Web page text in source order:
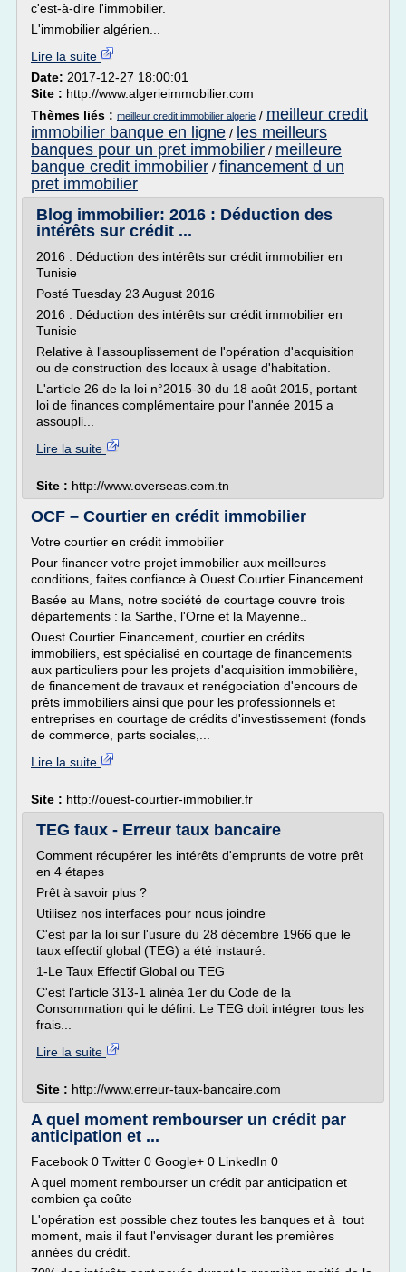
c'est-à-dire l'immobilier.
L'immobilier algérien...
Lire la suite
Date: 2017-12-27 18:00:01
Site : http://www.algerieimmobilier.com
Thèmes liés : meilleur credit immobilier algerie / meilleur credit
immobilier banque en ligne / les meilleurs
banques pour un pret immobilier / meilleure
banque credit immobilier / financement d un
pret immobilier
Blog immobilier: 2016 : Déduction des
intérêts sur crédit ...
2016 : Déduction des intérêts sur crédit immobilier en
Tunisie
Posté Tuesday 23 August 2016
2016 : Déduction des intérêts sur crédit immobilier en
Tunisie
Relative à l'assouplissement de l'opération d'acquisition
ou de construction des locaux à usage d'habitation.
L'article 26 de la loi n°2015-30 du 18 août 2015, portant
loi de finances complémentaire pour l'année 2015 a
assoupli...
Lire la suite
Site : http://www.overseas.com.tn
OCF – Courtier en crédit immobilier
Votre courtier en crédit immobilier
Pour financer votre projet immobilier aux meilleures
conditions, faites confiance à Ouest Courtier Financement.
Basée au Mans, notre société de courtage couvre trois
départements : la Sarthe, l'Orne et la Mayenne..
Ouest Courtier Financement, courtier en crédits
immobiliers, est spécialisé en courtage de financements
aux particuliers pour les projets d'acquisition immobilière,
de financement de travaux et renégociation d'encours de
prêts immobiliers ainsi que pour les professionnels et
entreprises en courtage de crédits d'investissement (fonds
de commerce, parts sociales,...
Lire la suite
Site : http://ouest-courtier-immobilier.fr
TEG faux - Erreur taux bancaire
Comment récupérer les intérêts d'emprunts de votre prêt
en 4 étapes
Prêt à savoir plus ?
Utilisez nos interfaces pour nous joindre
C'est par la loi sur l'usure du 28 décembre 1966 que le
taux effectif global (TEG) a été instauré.
1-Le Taux Effectif Global ou TEG
C'est l'article 313-1 alinéa 1er du Code de la
Consommation qui le défini. Le TEG doit intégrer tous les
frais...
Lire la suite
Site : http://www.erreur-taux-bancaire.com
A quel moment rembourser un crédit par
anticipation et ...
Facebook 0 Twitter 0 Google+ 0 LinkedIn 0
A quel moment rembourser un crédit par anticipation et
combien ça coûte
L'opération est possible chez toutes les banques et à tout
moment, mais il faut l'envisager durant les premières
années du crédit.